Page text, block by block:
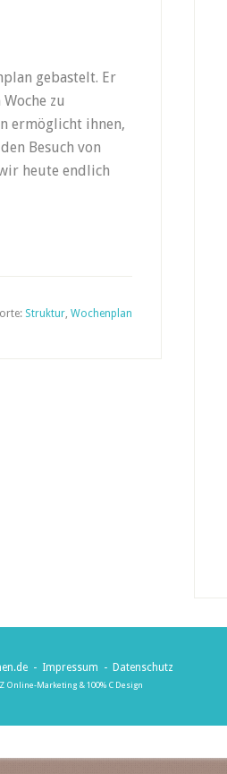
gebastelt. Er
zu
ermöglicht ihnen,
Besuch von
heute endlich
Struktur, Wochenplan
- Impressum - Datenschutz
Online-Marketing&100% C Design